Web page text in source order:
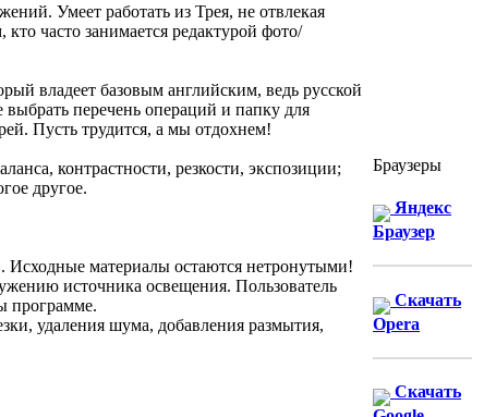
Умеет работать из Трея, не отвлекая
часто занимается редактурой фото/
владеет базовым английским, ведь русской
перечень операций и папку для
Пусть трудится, а мы отдохнем!
контрастности, резкости, экспозиции;
другое.
Исходные материалы остаются нетронутыми!
источника освещения. Пользователь
программе.
удаления шума, добавления размытия,
Браузеры
Яндекс
Браузер
Скачать
Opera
Скачать